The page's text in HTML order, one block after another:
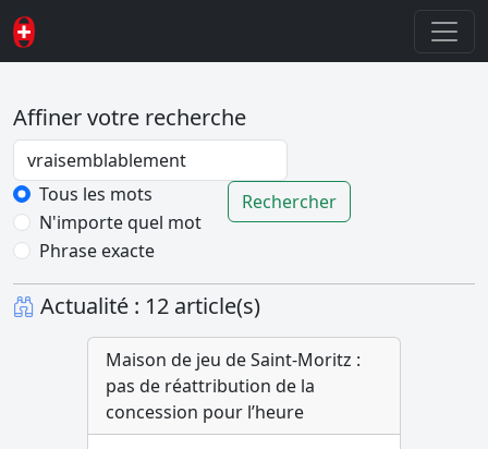
Affiner votre recherche
Password
Tous les mots
N'importe quel mot
Phrase exacte
Rechercher
Actualité : 12 article(s)
Maison de jeu de Saint-Moritz :
pas de réattribution de la
concession pour l’heure